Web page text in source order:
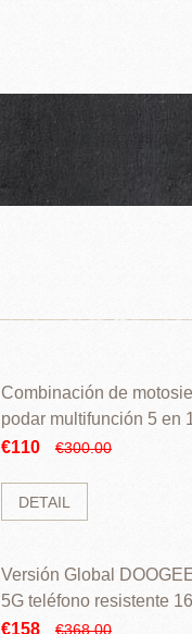
Combinación de
podar multifunción 5 en
€110
€300.00
DETAIL
Versión Global
5G teléfono resistente
ROM Mediatek
€158 €368.00